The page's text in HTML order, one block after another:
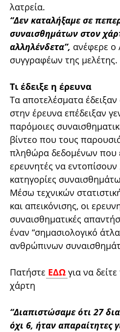
λατρεία.
“Δεν καταλήξαμε σε
συναισθημάτων στον
αλληλένδετα”, ανέφερε ο
συγγραφέων της μελέτης.
Τι έδειξε η έρευνα
Τα αποτελέσματα έδειξαν
στην έρευνα επέδειξαν
παρόμοιες
βίντεο που τους
πληθώρα δεδομένων που
ερευνητές να εντοπίσουν
κατηγορίες
Μέσω τεχνικών
και απεικόνισης, οι
συναισθηματικές
έναν “σημασιολογικό
ανθρώπινων
Πατήστε ΕΔΩ για να
χάρτη
“Διαπιστώσαμε ότι 27
όχι 6, ήταν απαραίτητες